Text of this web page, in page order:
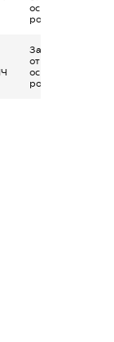
основним місцем
роботи
Заробітна плата
отримана за
основним місцем
роботи